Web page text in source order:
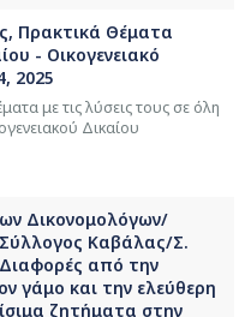
Πρακτικά Θέματα
- Οικογενειακό
2025
με τις λύσεις τους σε όλη
Δικαίου
Δικονομολόγων/
Σύλλογος Καβάλας/Σ.
από την
γάμο και την ελεύθερη
ζητήματα στην